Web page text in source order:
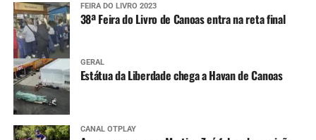
FEIRA DO LIVRO 2023
38ª Feira do Livro de Canoas entra na reta final
GERAL
Estátua da Liberdade chega a Havan de Canoas
CANAL OTPLAY